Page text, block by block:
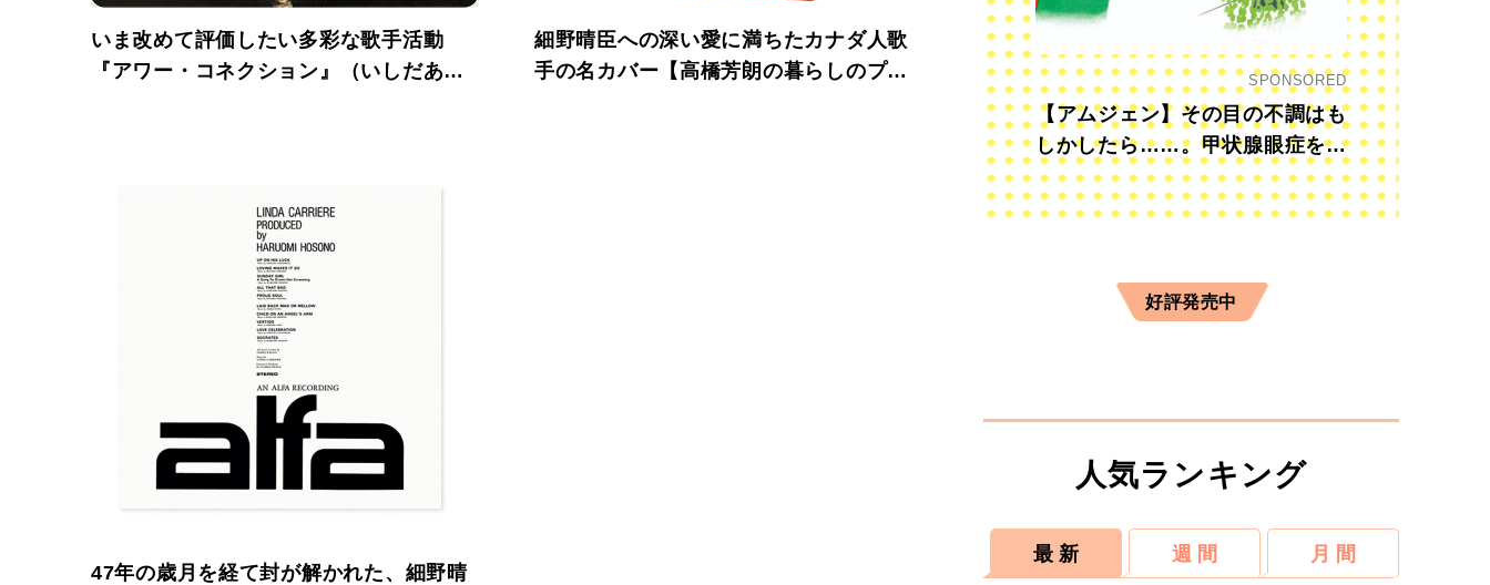
いま改めて評価したい多彩な歌手活動
『アワー・コネクション』（いしだあゆ
細野晴臣への深い愛に満ちたカナダ人歌
手の名カバー【高橋芳朗の暮らしのプレ
47年の歳月を経て封が解かれた、細野晴
SPONSORED
【アムジェン】その目の不調はも
しかしたら……。甲状腺眼症を知
っていますか？
好評発売中
人気ランキング
最 新 週 間 月 間